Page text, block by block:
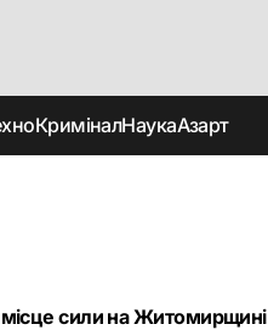
КриміналНаукаАзарт
місце сили на Житомирщині